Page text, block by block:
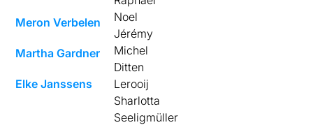
Meron Verbelen
Martha Gardner
Elke Janssens
Noel
Jérémy
Michel
Ditten
Lerooij
Sharlotta
Seeligmüller